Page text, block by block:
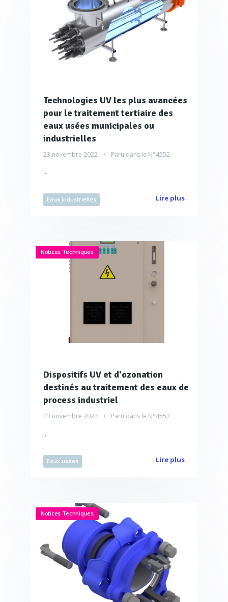
Technologies UV les plus avancées
pour le traitement tertiaire des
eaux usées municipales ou
industrielles
23 novembre 2022 Paru dans le N°4552
...
Eaux industrielles Lire plus
Notices Techniques
Dispositifs UV et d'ozonation
destinés au traitement des eaux de
process industriel
23 novembre 2022 Paru dans le N°4552
...
Eaux usées Lire plus
Notices Techniques